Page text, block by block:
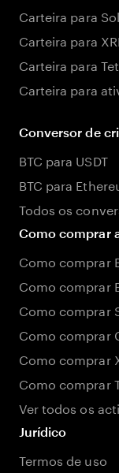
Carteira para
Carteira para
Carteira para
Carteira para
Conversor de
BTC para USDT
BTC para
Todos os
Como comprar
Como comprar
Como comprar
Como comprar
Como comprar
Como comprar
Como comprar
Ver todos os
Jurídico
Termos de uso